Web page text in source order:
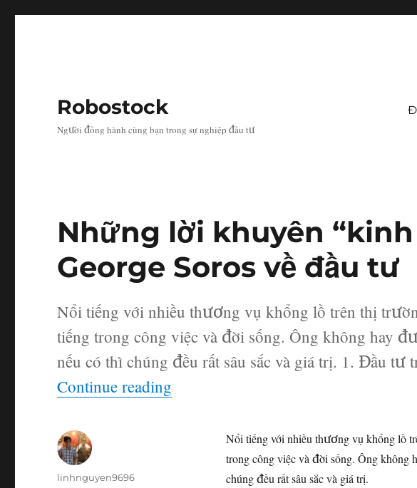
Robostock
Người đồng hành cùng bạn trong sự nghiệp đầu tư
Những lời khuyên “kinh
George Soros về đầu tư
Nổi tiếng với nhiều thương vụ khổng lồ trên thị
tiếng trong công việc và đời sống. Ông không hay
nếu có thì chúng đều rất sâu sắc và giá trị. 1. Đầu
Continue reading
Nổi tiếng với nhiều thương vụ khổng lồ
trong công việc và đời sống. Ông không
chúng đều rất sâu sắc và giá trị.
Author
linhnguyen9696